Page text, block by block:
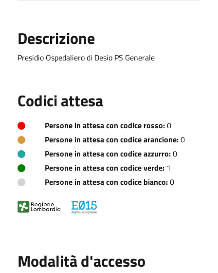
Descrizione
Presidio Ospedaliero di Desio PS Generale
Codici attesa
Persone in attesa con codice rosso:0
Persone in attesa con codice arancione:0
Persone in attesa con codice azzurro:0
Persone in attesa con codice verde: 1
Persone in attesa con codice bianco:0
Modalità d'accesso